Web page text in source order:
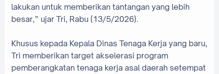
lakukan untuk memberikan tantangan yang lebih
besar,” ujar Tri, Rabu (13/5/2026).
‎Khusus kepada Kepala Dinas Tenaga Kerja yang baru,
Tri memberikan target akselerasi program
pemberangkatan tenaga kerja asal daerah setempat